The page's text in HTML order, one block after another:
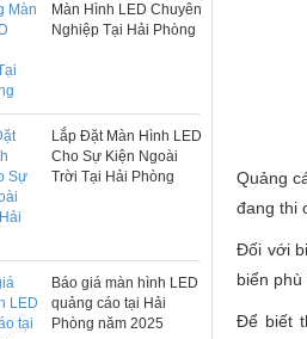
Màn Hình LED Chuyên
Nghiệp Tại Hải Phòng
Lắp Đặt Màn Hình LED
Cho Sự Kiện Ngoài
Trời Tại Hải Phòng
Báo giá màn hình LED
quảng cáo tại Hải
Phòng năm 2025
Quảng
đang thi
Đối với
biển phù
Để biết